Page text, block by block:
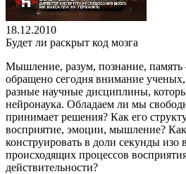
18.12.2010
Будет ли раскрыт код мозга
Мышление, разум, познание, память
обращено сегодня внимание
разные научные дисциплины,
нейронаука. Обладаем ли мы
принимает решения? Как его
восприятие, эмоции, мышление?
конструировать в доли секунды изо
происходящих процессов
действительности?